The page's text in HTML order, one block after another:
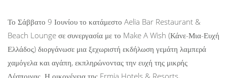
Το Σάββατο 9 Ιουνίου το κατάμεστο Aelia Bar Restaurant &
Beach Lounge σε συνεργασία με το Make A Wish (Κάνε-Μια-Ευχή
Ελλάδος) διοργάνωσε μια ξεχωριστή εκδήλωση γεμάτη λαμπερά
χαμόγελα και αγάπη, εκπληρώνοντας την ευχή της μικρής